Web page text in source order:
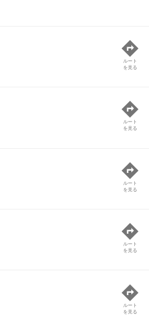
ルート
を見る
ルート
を見る
ルート
を見る
ルート
を見る
ルート
を見る